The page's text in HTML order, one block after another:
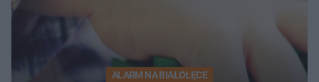
ALARM NA BIAŁOŁĘCE